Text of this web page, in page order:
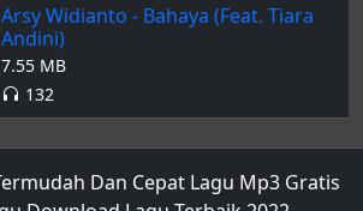
Arsy Widianto - Bahaya (Feat. Tiara
Andini)
7.55 MB
132
Dan Cepat Lagu Mp3 Gratis